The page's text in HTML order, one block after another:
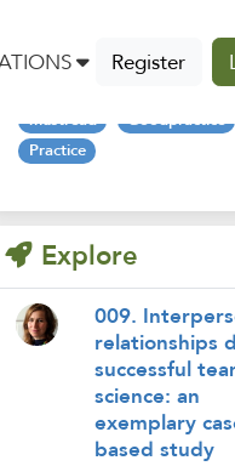
Register
Tags
mustread
Goodpractice
Practice
Explore
009.
relationships
successful
science: an
exemplary
based study